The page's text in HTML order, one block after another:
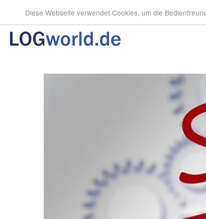
Diese Webseite verwendet Cookies, um die